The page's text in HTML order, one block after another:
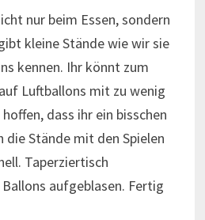
nur beim Essen, sondern
kleine Stände wie wir sie
kennen. Ihr könnt zum
Luftballons mit zu wenig
dass ihr ein bisschen
die Stände mit den Spielen
Taperziertisch
aufgeblasen. Fertig